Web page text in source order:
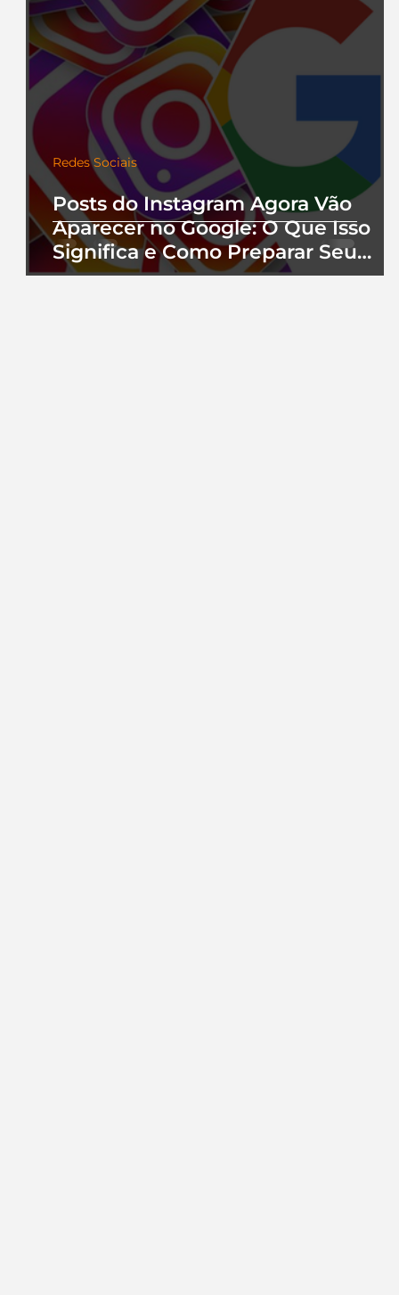
Posts do Instagram Agora Vão
Aparecer no Google: O Que Isso
Significa e Como Preparar Seu
Perfil
Redes Sociais